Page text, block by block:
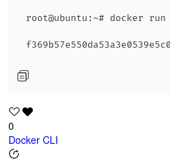
root@ubuntu:~# docker
0
Docker CLI